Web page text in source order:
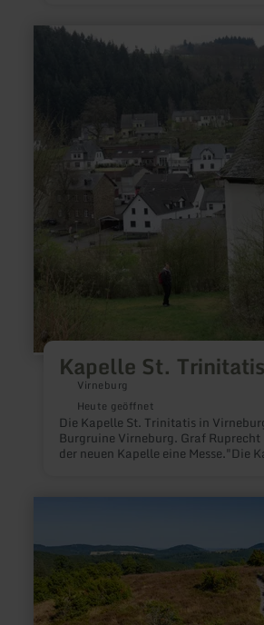
Kapelle St.
Virneburg
Heute geöffnet
Die Kapelle St. Trinitatis in
Burgruine Virneburg. Graf
der neuen Kapelle eine Messe."Die
Gerhard Berg im Jahre 1695
Meßopfer in derselben Gott dem
(Pastor Schmitz 1836,
Töchtern der nach Amerika
Heid wiederhergestellt.Patrone: Hl.
Dreifaltigkeit
mehr
Virneburg
Traumpfad
Wacholderweg